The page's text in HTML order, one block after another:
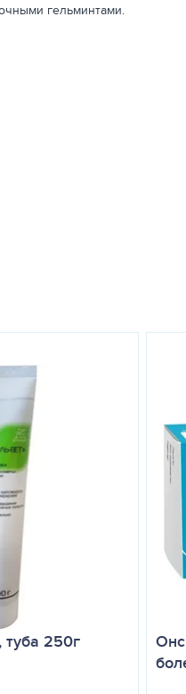
гельминтами.
и мыть питомца можно
250г